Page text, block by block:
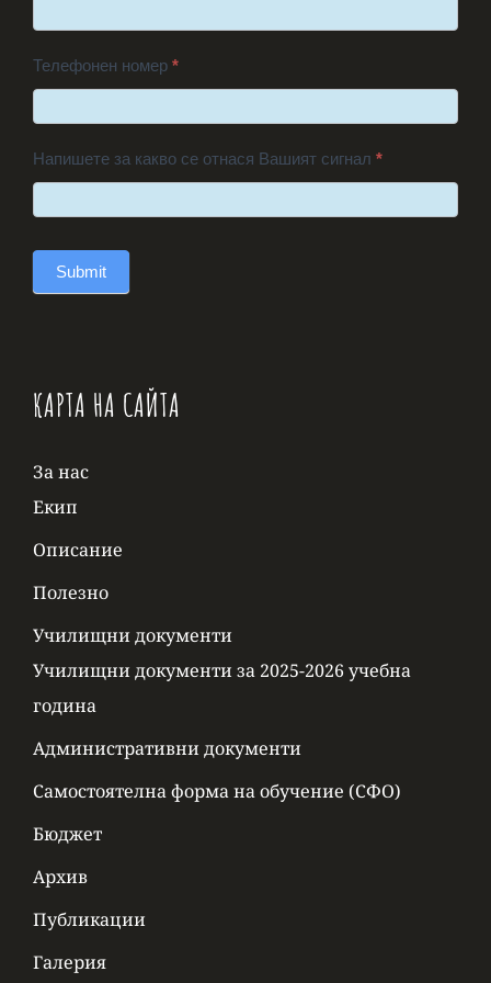
Телефонен номер *
Напишете за какво се отнася Вашият сигнал *
Submit
КАРТА НА САЙТА
За нас
Екип
Описание
Полезно
Училищни документи
Училищни документи за 2025-2026 учебна
година
Административни документи
Самостоятелна форма на обучение (СФО)
Бюджет
Архив
Публикации
Галерия